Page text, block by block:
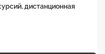
дистанционная